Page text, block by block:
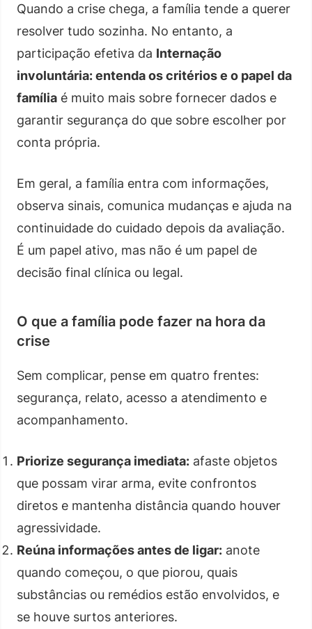
Quando a crise chega, a família tende a querer
resolver tudo sozinha. No entanto, a
participação efetiva da Internação
involuntária: entenda os critérios e o papel da
família é muito mais sobre fornecer dados e
garantir segurança do que sobre escolher por
conta própria.
Em geral, a família entra com informações,
observa sinais, comunica mudanças e ajuda na
continuidade do cuidado depois da avaliação.
É um papel ativo, mas não é um papel de
decisão final clínica ou legal.
O que a família pode fazer na hora da
crise
Sem complicar, pense em quatro frentes:
segurança, relato, acesso a atendimento e
acompanhamento.
Priorize segurança imediata: afaste objetos
que possam virar arma, evite confrontos
diretos e mantenha distância quando houver
agressividade.
Reúna informações antes de ligar: anote
quando começou, o que piorou, quais
substâncias ou remédios estão envolvidos, e
se houve surtos anteriores.